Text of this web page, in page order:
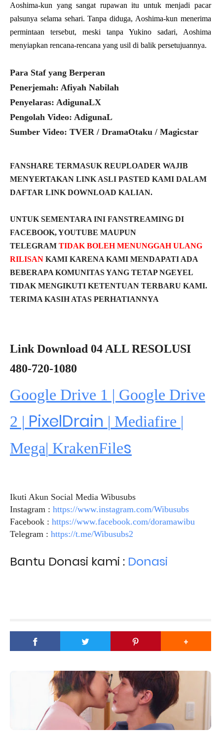
Aoshima-kun yang sangat rupawan itu untuk menjadi pacar
palsunya selama sehari. Tanpa diduga, Aoshima-kun menerima
permintaan tersebut, meski tanpa Yukino sadari, Aoshima
menyiapkan rencana-rencana yang usil di balik persetujuannya.
Para Staf yang Berperan
Penerjemah: Afiyah Nabilah
Penyelaras: AdigunaLX
Pengolah Video: AdigunaL
Sumber Video: TVER / DramaOtaku / Magicstar
FANSHARE TERMASUK REUPLOADER WAJIB
MENYERTAKAN LINK ASLI PASTED KAMI DALAM
DAFTAR LINK DOWNLOAD KALIAN.
UNTUK SEMENTARA INI FANSTREAMING DI
FACEBOOK, YOUTUBE MAUPUN
TELEGRAM TIDAK BOLEH MENUNGGAH ULANG
RILISAN KAMI KARENA KAMI MENDAPATI ADA
BEBERAPA KOMUNITAS YANG TETAP NGEYEL
TIDAK MENGIKUTI KETENTUAN TERBARU KAMI.
TERIMA KASIH ATAS PERHATIANNYA
Link Download 04 ALL RESOLUSI
480-720-1080
Google Drive 1 | Google Drive
2 | PixelDrain | Mediafire |
Mega| KrakenFiles
Ikuti Akun Social Media Wibusubs
Instagram : https://www.instagram.com/Wibusubs
Facebook : https://www.facebook.com/doramawibu
Telegram : https://t.me/Wibusubs2
Bantu Donasi kami : Donasi